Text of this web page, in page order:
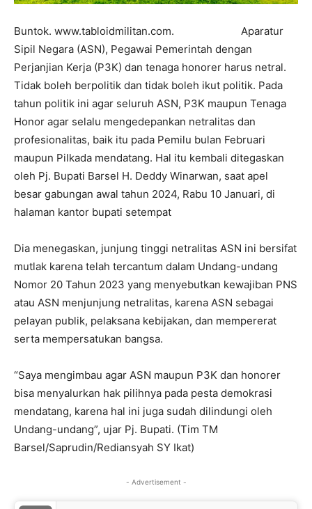
Buntok. www.tabloidmilitan.com. Aparatur
Sipil Negara (ASN), Pegawai Pemerintah dengan
Perjanjian Kerja (P3K) dan tenaga honorer harus netral.
Tidak boleh berpolitik dan tidak boleh ikut politik. Pada
tahun politik ini agar seluruh ASN, P3K maupun Tenaga
Honor agar selalu mengedepankan netralitas dan
profesionalitas, baik itu pada Pemilu bulan Februari
maupun Pilkada mendatang. Hal itu kembali ditegaskan
oleh Pj. Bupati Barsel H. Deddy Winarwan, saat apel
besar gabungan awal tahun 2024, Rabu 10 Januari, di
halaman kantor bupati setempat
Dia menegaskan, junjung tinggi netralitas ASN ini bersifat
mutlak karena telah tercantum dalam Undang-undang
Nomor 20 Tahun 2023 yang menyebutkan kewajiban PNS
atau ASN menjunjung netralitas, karena ASN sebagai
pelayan publik, pelaksana kebijakan, dan mempererat
serta mempersatukan bangsa.
“Saya mengimbau agar ASN maupun P3K dan honorer
bisa menyalurkan hak pilihnya pada pesta demokrasi
mendatang, karena hal ini juga sudah dilindungi oleh
Undang-undang”, ujar Pj. Bupati. (Tim TM
Barsel/Saprudin/Rediansyah SY Ikat)
- Advertisement -